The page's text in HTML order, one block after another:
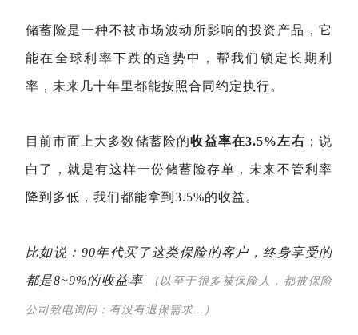
储蓄险是一种不被市场波动所影响的投资产品，它
能在全球利率下跌的趋势中，帮我们锁定长期利
率，未来几十年里都能按照合同约定执行。
目前市面上大多数储蓄险的收益率在3.5%左右 ；说
白了，就是有这样一份储蓄险存单，未来不管利率
降到多低，我们都能拿到3.5%的收益。
比如说：90年代买了这类保险的客户，终身享受的
都是8~9%的收益率 （以至于很多被保险人，都被保险
公司致电询问：有没有退保需求…）